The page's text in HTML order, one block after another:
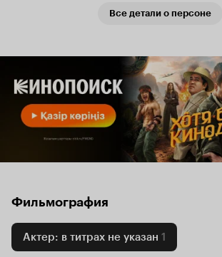
Все детали о персоне
Фильмография
Актер: в титрах не указан 1